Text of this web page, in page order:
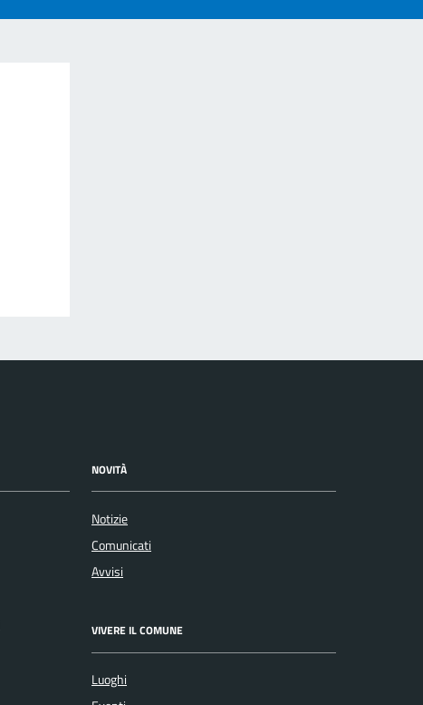
NOVITÀ
Notizie
Comunicati
Avvisi
VIVERE IL COMUNE
Luoghi